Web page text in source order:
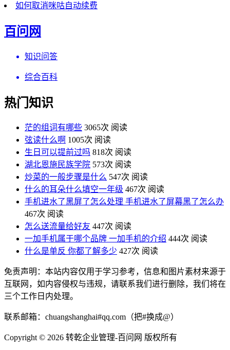
如何取消咪咕自动续费
百问网
知识问答
综合百科
热门知识
茫的组词有哪些 3065次 阅读
弦读什么啊 1005次 阅读
生日可以提前过吗 818次 阅读
湖北恩施民族学院 573次 阅读
炒菜的一般步骤是什么 547次 阅读
什么的耳朵什么填空一年级 467次 阅读
手机进水了黑屏了怎么处理 手机进水了屏幕黑了怎么办
467次 阅读
怎么送流量给好友 447次 阅读
一加手机属于哪个品牌 一加手机的介绍 444次 阅读
什么是单反 你都了解多少 427次 阅读
免责声明：本站内容仅用于学习参考，信息和图片素材来源于
互联网，如内容侵权与违规，请联系我们进行删除，我们将在
三个工作日内处理。
联系邮箱：chuangshanghai#qq.com（把#换成@）
Copyright © 2026 转乾企业管理-百问网 版权所有